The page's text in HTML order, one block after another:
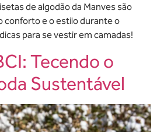
de algodão da Manves são
conforto e o estilo durante o
para se vestir em camadas!
Tecendo o
Sustentável